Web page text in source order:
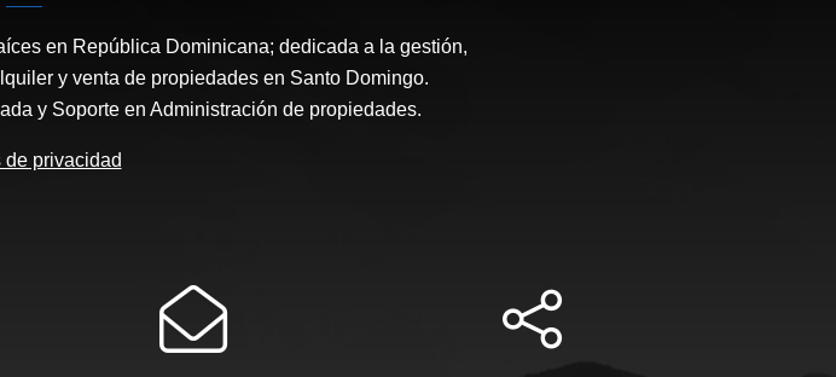
en República Dominicana; dedicada a la gestión,
y venta de propiedades en Santo Domingo.
y Soporte en Administración de propiedades.
de privacidad